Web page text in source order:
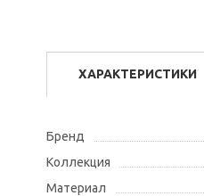
ХАРАКТЕРИСТИКИ
Бренд
Коллекция
Материал